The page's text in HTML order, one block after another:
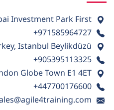
Investment Park First
+971585964727
Istanbul Beylikdüzü
+905395113325
Globe Town E1 4ET
+447700176600